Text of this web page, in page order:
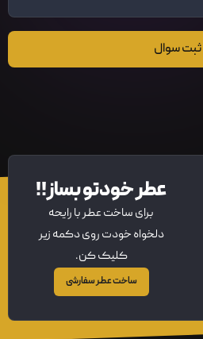
ثبت سوال
عطر خودتو بساز!!
برای ساخت عطر با رایحه
دلخواه خودت روی دکمه زیر
کلیک کن.
ساخت عطر سفارشی